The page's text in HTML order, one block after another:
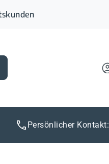
Persönlicher Kontakt: